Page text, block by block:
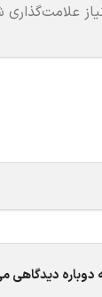
علامت‌گذاری
دوباره دیدگاهی